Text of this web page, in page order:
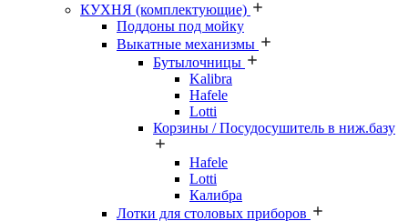
КУХНЯ (комплектующие)
Поддоны под мойку
Выкатные механизмы
Бутылочницы
Kalibra
Hafele
Lotti
Корзины / Посудосушитель в ниж.базу
Hafele
Lotti
Калибра
Лотки для столовых приборов